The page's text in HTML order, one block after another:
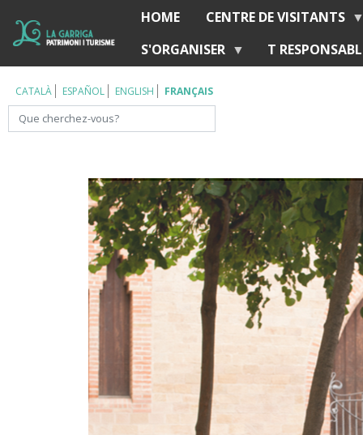
contenu
principal
HOME
CENTRE DE VISITANTS
S'ORGANISER
T
CATALÀ ESPAÑOL ENGLISH FRANÇAIS
Rechercher